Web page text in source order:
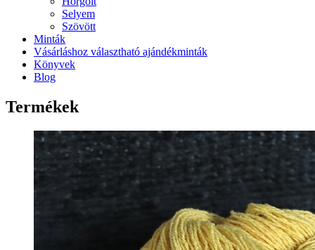
Selyem
Szövött
Minták
Vásárláshoz választható ajándékminták
Könyvek
Blog
Termékek